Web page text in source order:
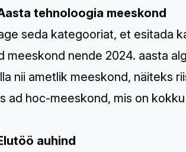
tehnoloogia meeskond
seda kategooriat, et esitada
meeskond nende 2024. aasta
nii ametlik meeskond, näiteks
ad hoc-meeskond, mis on
auhind